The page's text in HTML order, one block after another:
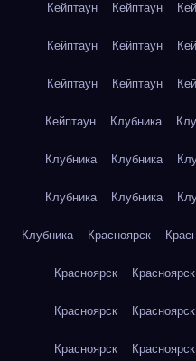
Кейптаун Кейптаун
Кейптаун Кейптаун
Кейптаун Кейптаун
Кейптаун Клубника
Клубника Клубника
Клубника Клубника
Клубника Красноярск
Красноярск Красноярск
Красноярск Красноярск
Красноярск Красноярск